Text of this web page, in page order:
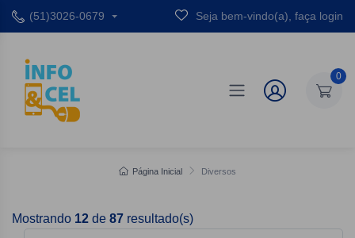
(51)3026-0679 Seja bem-vindo(a), faça login
0
Página Inicial Diversos
Mostrando 12 de 87 resultado(s)